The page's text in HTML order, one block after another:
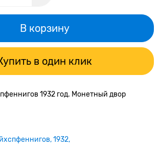
В корзину
в один клик
1932 год. Монетный двор
1932